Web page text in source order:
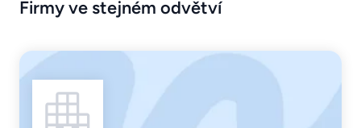
Firmy ve stejném odvětví